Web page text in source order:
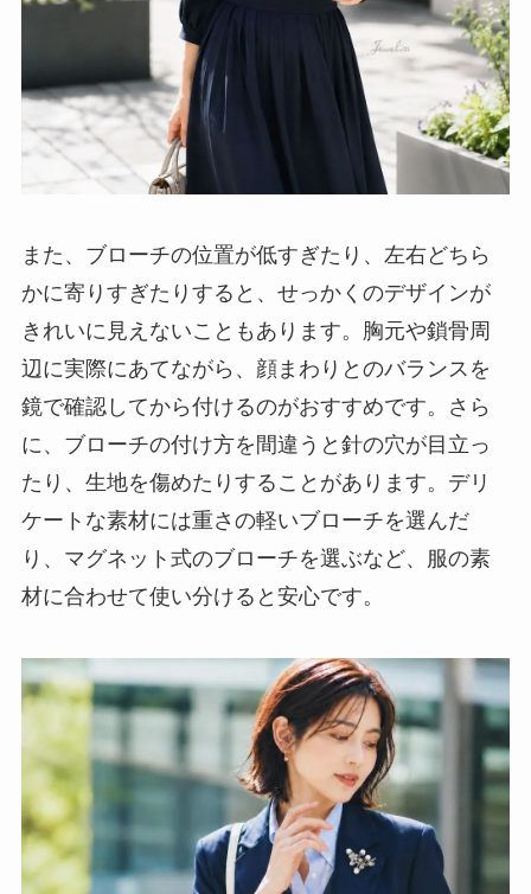
また、ブローチの位置が低すぎたり、左右どちら
かに寄りすぎたりすると、せっかくのデザインが
きれいに見えないこともあります。胸元や鎖骨周
辺に実際にあてながら、顔まわりとのバランスを
鏡で確認してから付けるのがおすすめです。さら
に、ブローチの付け方を間違うと針の穴が目立っ
たり、生地を傷めたりすることがあります。デリ
ケートな素材には重さの軽いブローチを選んだ
り、マグネット式のブローチを選ぶなど、服の素
材に合わせて使い分けると安心です。